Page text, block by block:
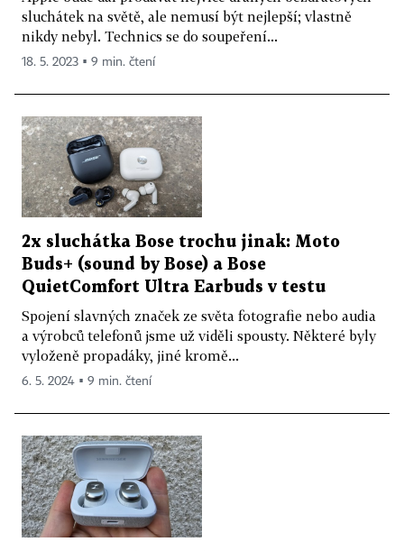
sluchátek na světě, ale nemusí být nejlepší; vlastně
nikdy nebyl. Technics se do soupeření...
18. 5. 2023 ▪ 9 min. čtení
2x sluchátka Bose trochu jinak: Moto
Buds+ (sound by Bose) a Bose
QuietComfort Ultra Earbuds v testu
Spojení slavných značek ze světa fotografie nebo audia
a výrobců telefonů jsme už viděli spousty. Některé byly
vyloženě propadáky, jiné kromě...
6. 5. 2024 ▪ 9 min. čtení